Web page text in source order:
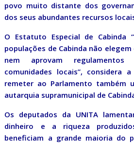
povo muito distante dos
dos seus abundantes recursos
O Estatuto Especial de Cabinda
populações de Cabinda não
nem aprovam
comunidades locais”, considera
remeter ao Parlamento também
autarquia supramunicipal de
Os deputados da UNITA
dinheiro e a riqueza
beneficiam a grande maioria do